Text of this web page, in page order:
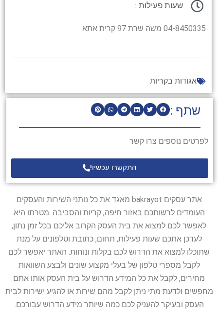
שתף :
לפרטים נוספים צרו קשר
התקשרו עכשיו!
שעות פעילות :
04-8450335 משה שרת 97 קרית אתא
אגודות בקריות
אתר עסקים bakrayot מאגד את כל נותני השירות והעסקים
העומדים לרשותכם באזור חיפה, קריות והסביבה. מטרתו היא
לאפשר לכם למצוא את בית העסק הקרוב אליכם בכל זמן נתון,
לעדכן אתכם שעות פעילות, תחום, כתובת וטלפונים על מנת
שתוכלו למצוא את הדרוש לכם בקלות ונוחות. האתר יאפשר לכם
לקבל מספרי טלפון של בעלי מקצוע שונים ולבצע השוואות
מחירים, לקבל את כל המידע הדרוש על בית העסק אותו אתם
מחפשים ולדעת מתי ניתן לקבל מהם שירות או להגיע ישירות לבית
העסק ובעיקר להעניק לכם כמה שיותר מידע הדרוש עבורכם.